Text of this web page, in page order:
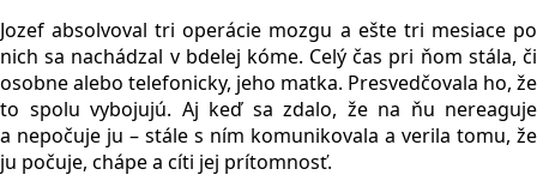
Jozef absolvoval tri operácie mozgu a ešte tri mesiace po
nich sa nachádzal v bdelej kóme. Celý čas pri ňom stála, či
osobne alebo telefonicky, jeho matka. Presvedčovala ho, že
to spolu vybojujú. Aj keď sa zdalo, že na ňu nereaguje
a nepočuje ju – stále s ním komunikovala a verila tomu, že
ju počuje, chápe a cíti jej prítomnosť.